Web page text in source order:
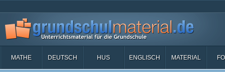
MATHE DEUTSCH HUS ENGLISCH MATERIAL